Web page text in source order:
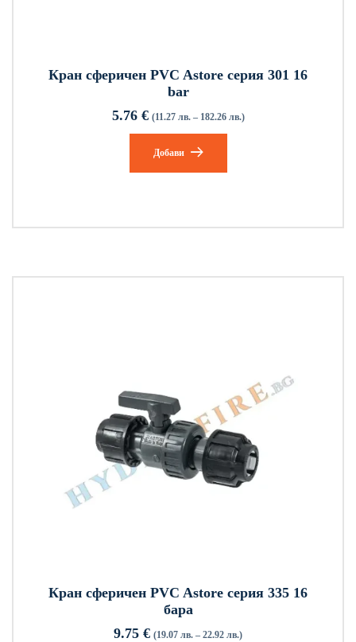
Кран сферичен PVC Astore серия 301 16
bar
5.76 € (11.27 лв. – 182.26 лв.)
Добави
Кран сферичен PVC Astore серия 335 16
бара
9.75 € (19.07 лв. – 22.92 лв.)